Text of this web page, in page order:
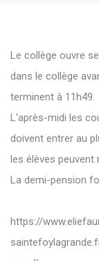
Le collège ouvre
dans le collège
terminent à 11h49.
L'après-midi les
doivent entrer au
les élèves peuvent
La demi-pension
https://